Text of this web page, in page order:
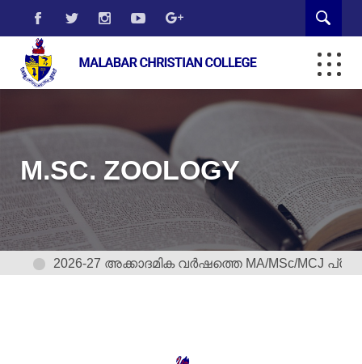
M.SC. ZOOLOGY
2026-27 അക്കാദമിക വർഷത്തെ MA/MSc/MCJ